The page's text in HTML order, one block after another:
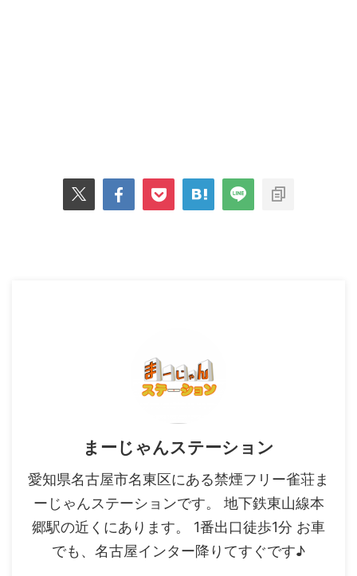
まーじゃんステーション
愛知県名古屋市名東区にある禁煙フリー雀荘ま
ーじゃんステーションです。 地下鉄東山線本
郷駅の近くにあります。 1番出口徒歩1分 お車
でも、名古屋インター降りてすぐです♪